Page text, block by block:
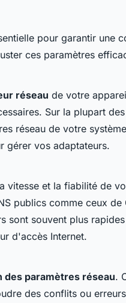
pour garantir une
ces paramètres
réseau de votre
Sur la plupart des
réseau de votre système
gérer vos adaptateurs.
vitesse et la fiabilité de
publics comme ceux de
sont souvent plus
d'accès Internet.
des paramètres réseau.
des conflits ou